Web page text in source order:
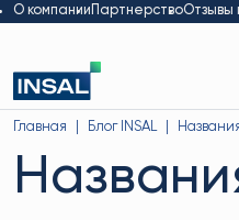
О компании ПартнерствоОтзывы
Главная Блог INSAL